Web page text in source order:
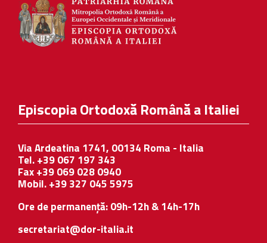
Episcopia Ortodoxă Română a Italiei
Via Ardeatina 1741, 00134 Roma - Italia
Tel. +39 067 197 343
Fax +39 069 028 0940
Mobil. +39 327 045 5975
Ore de permanență: 09h-12h & 14h-17h
secretariat@dor-italia.it